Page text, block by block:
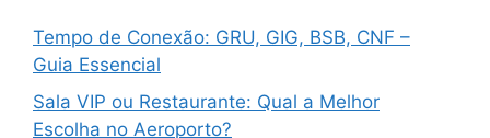
Tempo de Conexão: GRU, GIG, BSB, CNF –
Guia Essencial
Sala VIP ou Restaurante: Qual a Melhor
Escolha no Aeroporto?